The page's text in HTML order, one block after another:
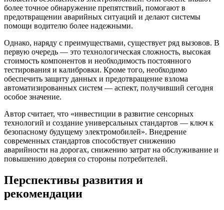
более точное обнаружение препятствий, помогают в
предотвращении аварийных ситуаций и делают системы
помощи водителю более надежными.
Однако, наряду с преимуществами, существует ряд вызовов. В
первую очередь — это технологическая сложность, высокая
стоимость компонентов и необходимость постоянного
тестирования и калибровки. Кроме того, необходимо
обеспечить защиту данных и предотвращение взлома
автоматизированных систем — аспект, получивший сегодня
особое значение.
Автор считает, что «инвестиции в развитие сенсорных
технологий и создание универсальных стандартов — ключ к
безопасному будущему электромобилей». Внедрение
современных стандартов способствует снижению
аварийности на дорогах, снижению затрат на обслуживание и
повышению доверия со стороны потребителей.
Перспективы развития и
рекомендации